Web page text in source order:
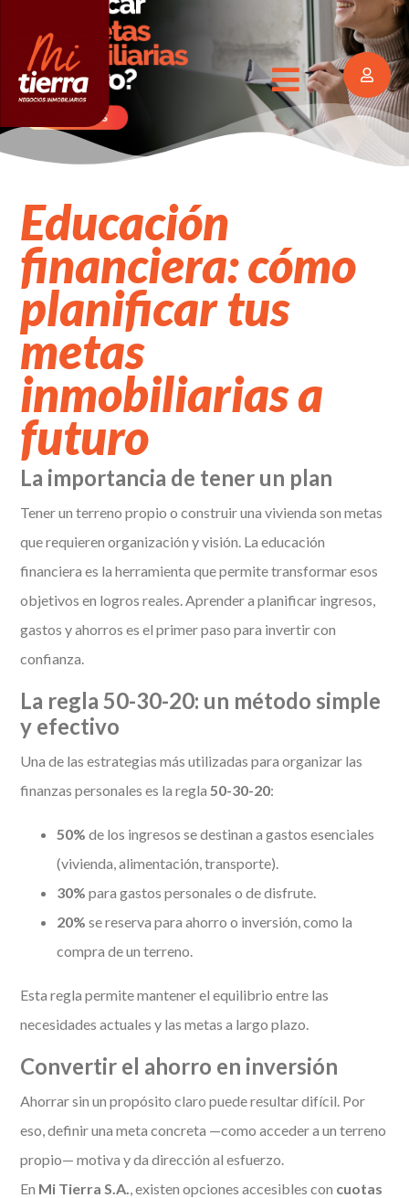
Educación
financiera: cómo
planificar tus
metas
inmobiliarias a
futuro
La importancia de tener un plan
Tener un terreno propio o construir una vivienda son metas
que requieren organización y visión. La educación
financiera es la herramienta que permite transformar esos
objetivos en logros reales. Aprender a planificar ingresos,
gastos y ahorros es el primer paso para invertir con
confianza.
La regla 50-30-20: un método simple
y efectivo
Una de las estrategias más utilizadas para organizar las
finanzas personales es la regla50-30-20:
50% de los ingresos se destinan a gastos esenciales
(vivienda, alimentación, transporte).
30% para gastos personales o de disfrute.
20% se reserva para ahorro o inversión, como la
compra de un terreno.
Esta regla permite mantener el equilibrio entre las
necesidades actuales y las metas a largo plazo.
Convertir el ahorro en inversión
Ahorrar sin un propósito claro puede resultar difícil. Por
eso, definir una meta concreta —como acceder a un terreno
propio— motiva y da dirección al esfuerzo.
En Mi Tierra S.A., existen opciones accesibles con cuotas